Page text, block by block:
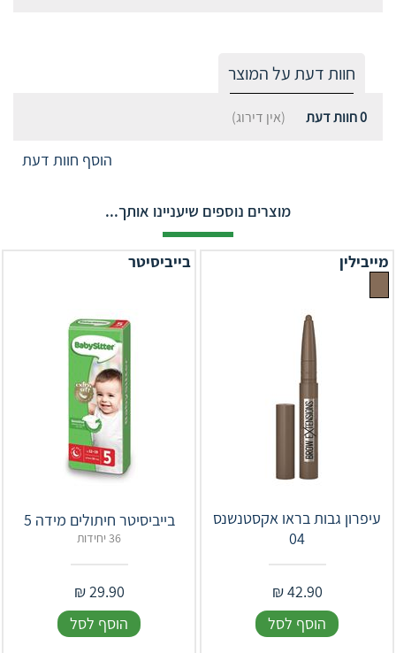
חוות דעת על המוצר
0חוות דעת (אין דירוג)
הוסף חוות דעת
מוצרים נוספים שיעניינו אותך...
מייבילין
עיפרון גבות בראו אקסטנשנס
04
42.90
₪
הוסף לסל
בייביסיטר
בייביסיטר חיתולים מידה 5
36 יחידות
29.90
₪
הוסף לסל